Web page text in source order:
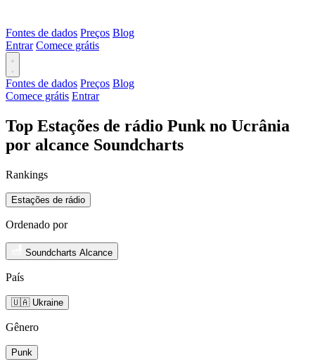
Fontes de dados Preços Blog
Entrar Comece grátis
Fontes de dados Preços Blog
Comece grátis Entrar
Top Estações de rádio Punk no Ucrânia
por alcance Soundcharts
Rankings
Estações de rádio
Ordenado por
Soundcharts Alcance
País
🇺🇦 Ukraine
Gênero
Punk